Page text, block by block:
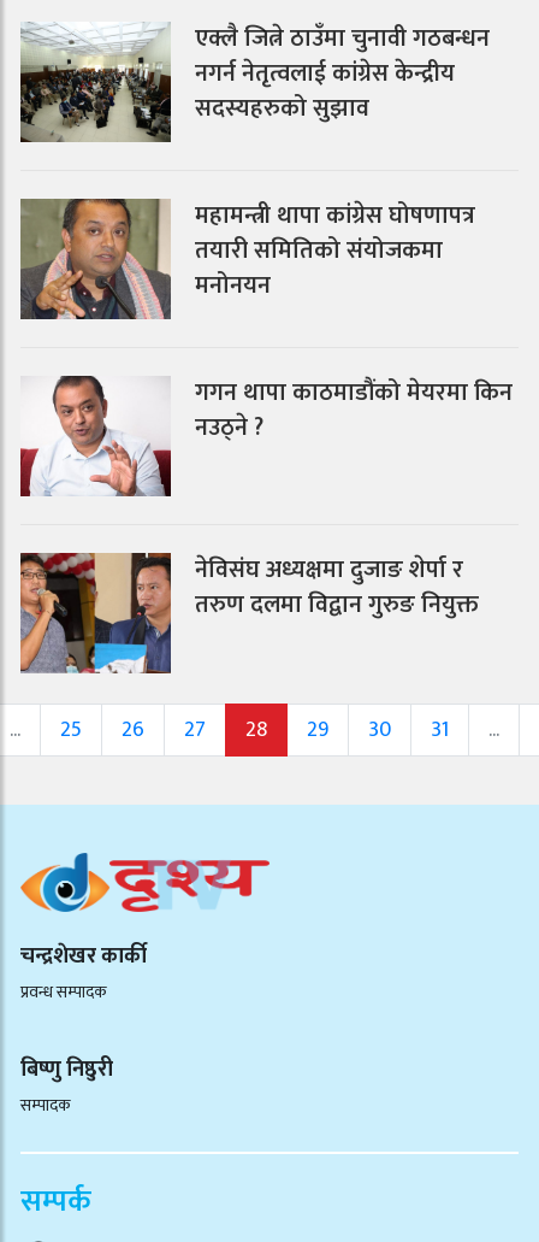
एक्लै जित्ने ठाउँमा चुनावी गठबन्धन
नगर्न नेतृत्वलाई कांग्रेस केन्द्रीय
सदस्यहरुको सुझाव
महामन्त्री थापा कांग्रेस घोषणापत्र
तयारी समितिको संयोजकमा
मनोनयन
गगन थापा काठमाडौंको मेयरमा किन
नउठ्ने ?
नेविसंघ अध्यक्षमा दुजाङ शेर्पा र
तरुण दलमा विद्वान गुरुङ नियुक्त
... 25 26 27 28 29 30 31 ...
चन्द्रशेखर कार्की
प्रवन्ध सम्पादक
बिष्णु निष्ठुरी
सम्पादक
सम्पर्क